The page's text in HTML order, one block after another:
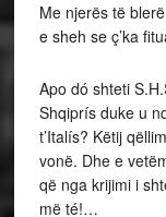
Me njerës të
e sheh se ç’ka
Apo dó shteti
Shqiprís duke u
t’Italís? Këtij
vonë. Dhe e
që nga krijimi i
më té!…